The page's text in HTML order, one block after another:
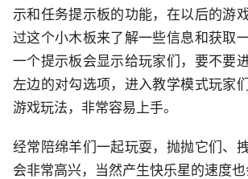
示和任务提示板的功能，在以后的游
过这个小木板来了解一些信息和获取
一个提示板会显示给玩家们，要不要
左边的对勾选项，进入教学模式玩家
游戏玩法，非常容易上手。
经常陪绵羊们一起玩耍，抛抛它们、
会非常高兴，当然产生快乐星的速度也